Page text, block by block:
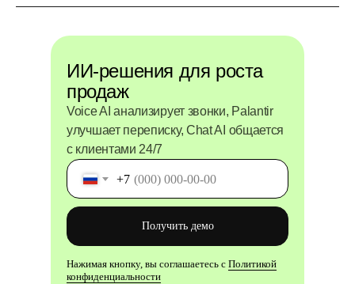
ИИ-решения для роста
продаж
Voice AI анализирует звонки, Palantir
улучшает переписку, Chat AI общается
с клиентами 24/7
+7
Получить демо
Нажимая кнопку, вы соглашаетесь с Политикой
конфиденциальности